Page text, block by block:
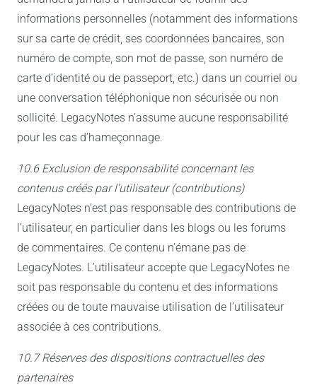
informations personnelles (notamment des informations
sur sa carte de crédit, ses coordonnées bancaires, son
numéro de compte, son mot de passe, son numéro de
carte d’identité ou de passeport, etc.) dans un courriel ou
une conversation téléphonique non sécurisée ou non
sollicité. LegacyNotes n’assume aucune responsabilité
pour les cas d’hameçonnage.
10.6 Exclusion de responsabilité concernant les
contenus créés par l’utilisateur (contributions)
LegacyNotes n’est pas responsable des contributions de
l’utilisateur, en particulier dans les blogs ou les forums
de commentaires. Ce contenu n’émane pas de
LegacyNotes. L’utilisateur accepte que LegacyNotes ne
soit pas responsable du contenu et des informations
créées ou de toute mauvaise utilisation de l’utilisateur
associée à ces contributions.
10.7 Réserves des dispositions contractuelles des
partenaires